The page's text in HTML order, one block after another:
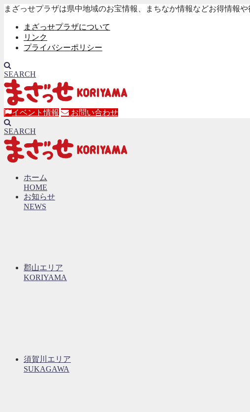
まざっせプラザは県中地域のお宝情報、まちなか情報などお得情報や
まざっせプラザについて
リンク
プライバシーポリシー
SEARCH
イベント情報 お問い合わせ
SEARCH
ホーム
HOME
お知らせ
NEWS
郡山エリア
KORIYAMA
須賀川エリア
SUKAGAWA